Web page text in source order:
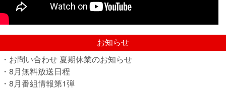
お知らせ
・お問い合わせ 夏期休業のお知らせ
・8月無料放送日程
・8月番組情報第1弾